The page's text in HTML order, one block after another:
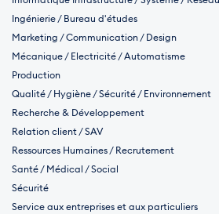
Ingénierie / Bureau d'études
Marketing / Communication / Design
Mécanique / Electricité / Automatisme
Production
Qualité / Hygiène / Sécurité / Environnement
Recherche & Développement
Relation client / SAV
Ressources Humaines / Recrutement
Santé / Médical / Social
Sécurité
Service aux entreprises et aux particuliers